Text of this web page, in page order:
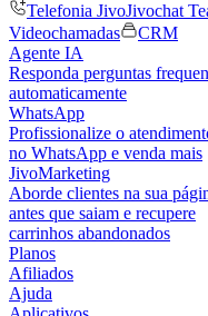
Telefonia JivoJivochat
Videochamadas
CRM
Agente IA
Responda perguntas
automaticamente
WhatsApp
Profissionalize o
no WhatsApp e venda mais
JivoMarketing
Aborde clientes na sua
antes que saiam e recupere
carrinhos abandonados
Planos
Afiliados
Ajuda